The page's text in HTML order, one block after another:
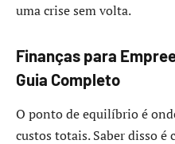
uma crise sem volta.
Finanças para
Guia Completo
O ponto de equilíbrio é
custos totais. Saber disso